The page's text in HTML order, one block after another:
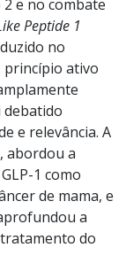
e no combate
Peptide 1
no
princípio ativo
debatido
e relevância. A
abordou a
1 como
de mama, e
a
do